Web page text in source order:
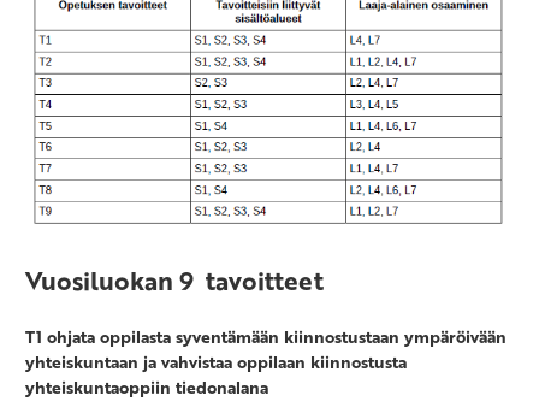
Vuosiluokan 9 tavoitteet
T1 ohjata oppilasta syventämään kiinnostustaan ympäröivään
yhteiskuntaan ja vahvistaa oppilaan kiinnostusta
yhteiskuntaoppiin tiedonalana